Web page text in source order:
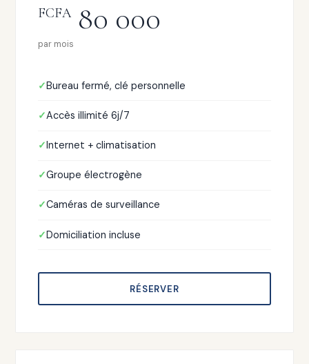
FCFA80 000
par mois
Bureau fermé, clé personnelle
Accès illimité 6j/7
Internet + climatisation
Groupe électrogène
Caméras de surveillance
Domiciliation incluse
RÉSERVER